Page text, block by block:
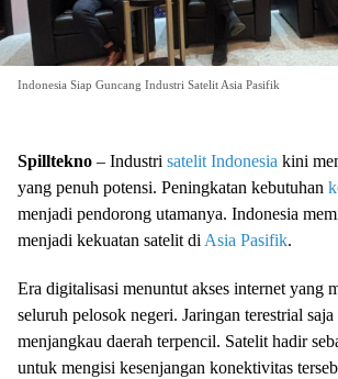
Indonesia Siap Guncang Industri Satelit Asia Pasifik
Spilltekno – Industri satelit Indonesia kini
yang penuh potensi. Peningkatan kebutuhan
menjadi pendorong utamanya. Indonesia
menjadi kekuatan satelit di Asia Pasifik.
Era digitalisasi menuntut akses internet yang
seluruh pelosok negeri. Jaringan terestrial
menjangkau daerah terpencil. Satelit hadir
untuk mengisi kesenjangan konektivitas